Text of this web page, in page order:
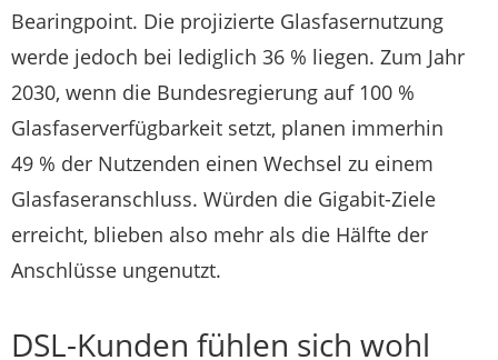
Bearingpoint. Die projizierte Glasfasernutzung
werde jedoch bei lediglich 36 % liegen. Zum Jahr
2030, wenn die Bundesregierung auf 100 %
Glasfaserverfügbarkeit setzt, planen immerhin
49 % der Nutzenden einen Wechsel zu einem
Glasfaseranschluss. Würden die Gigabit-Ziele
erreicht, blieben also mehr als die Hälfte der
Anschlüsse ungenutzt.
DSL-Kunden fühlen sich wohl